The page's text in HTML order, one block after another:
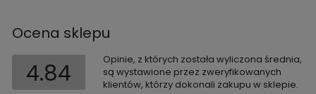
Ocena sklepu
4.84
Opinie, z których została wyliczona średnia,
są wystawione przez zweryfikowanych
klientów, którzy dokonali zakupu w sklepie.